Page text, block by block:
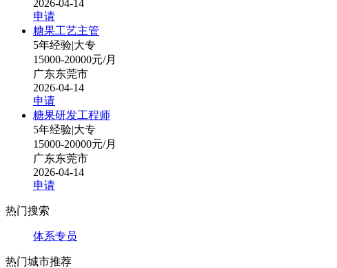
2026-04-14
申请
糖果工艺主管
5年经验|大专
15000-20000元/月
广东东莞市
2026-04-14
申请
糖果研发工程师
5年经验|大专
15000-20000元/月
广东东莞市
2026-04-14
申请
热门搜索
体系专员
热门城市推荐